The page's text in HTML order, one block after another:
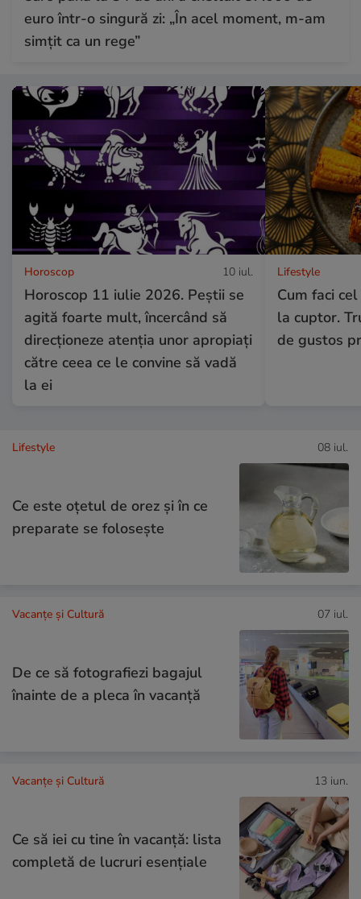
euro într-o singură zi: „În acel moment, m-am
simțit ca un rege”
Horoscop 10 iul.
Horoscop 11 iulie 2026. Peștii se
agită foarte mult, încercând să
direcționeze atenția unor apropiați
către ceea ce le convine să vadă
la ei
Lifestyle
Cum faci
la cuptor.
de gustos
Lifestyle 08 iul.
Ce este oțetul de orez și în ce
preparate se folosește
Vacanțe și Cultură 07 iul.
De ce să fotografiezi bagajul
înainte de a pleca în vacanță
Vacanțe și Cultură 13 iun.
Ce să iei cu tine în vacanță: lista
completă de lucruri esențiale